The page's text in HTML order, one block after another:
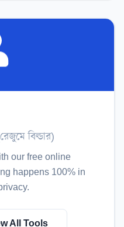
রেজুমে বিল্ডার)
our free online
happens 100% in
All Tools